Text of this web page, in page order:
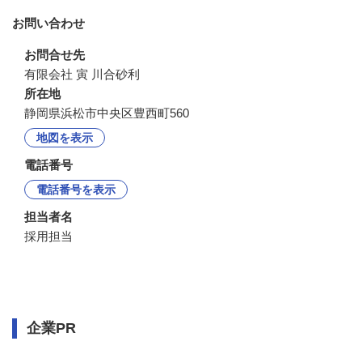
お問い合わせ
お問合せ先
有限会社 寅 川合砂利
所在地
静岡県浜松市中央区豊西町560
地図を表示
電話番号
電話番号を表示
担当者名
採用担当
企業PR